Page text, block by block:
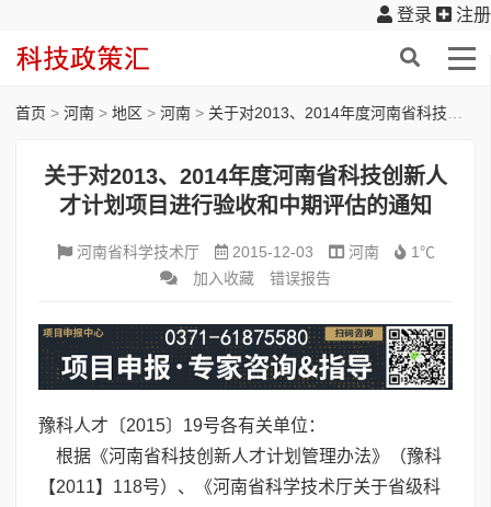
登录 注册
首页 > 河南 > 地区 > 河南 > 关于对2013、2014年度河南省科技创新人才计划项目进行验收和中期评估的通知
关于对2013、2014年度河南省科技创新人
才计划项目进行验收和中期评估的通知
河南省科学技术厅 2015-12-03 河南
1℃
加入收藏
错误报告
豫科人才〔2015〕19号各有关单位：
根据《河南省科技创新人才计划管理办法》（豫科
【2011】118号）、《河南省科学技术厅关于省级科